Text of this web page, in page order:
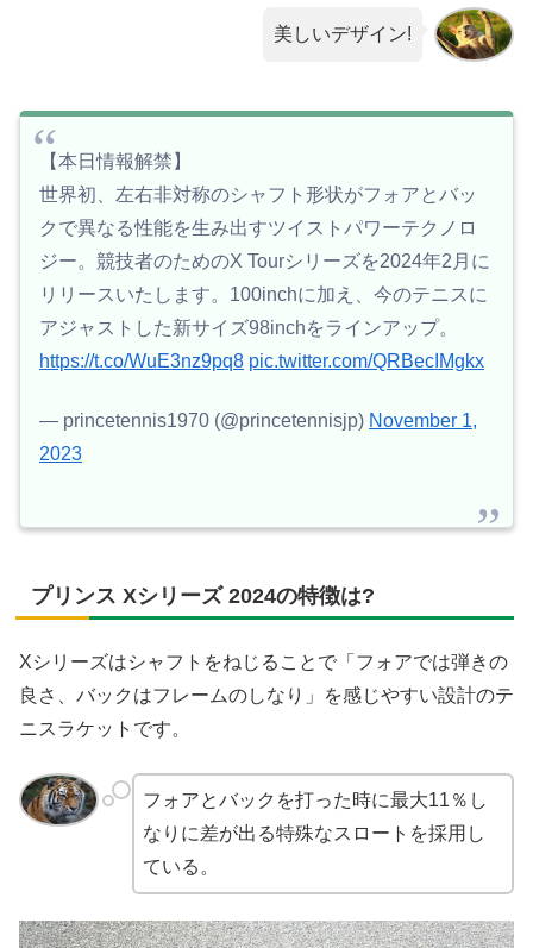
美しいデザイン!
【本日情報解禁】
世界初、左右非対称のシャフト形状がフォアとバッ
クで異なる性能を生み出すツイストパワーテクノロ
ジー。競技者のためのX Tourシリーズを2024年2月に
リリースいたします。100inchに加え、今のテニスに
アジャストした新サイズ98inchをラインアップ。
https://t.co/WuE3nz9pq8 pic.twitter.com/QRBecIMgkx
— princetennis1970 (@princetennisjp) November 1,
2023
プリンス Xシリーズ 2024の特徴は?
Xシリーズはシャフトをねじることで「フォアでは弾きの
良さ、バックはフレームのしなり」を感じやすい設計のテ
ニスラケットです。
フォアとバックを打った時に最大11％し
なりに差が出る特殊なスロートを採用し
ている。